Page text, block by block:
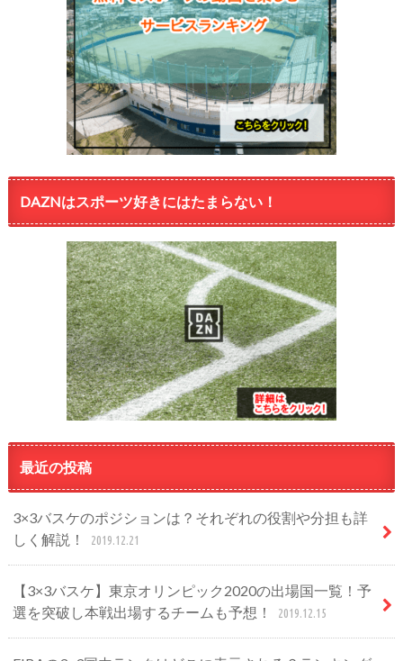
DAZNはスポーツ好きにはたまらない！
最近の投稿
3×3バスケのポジションは？それぞれの役割や分担も詳
しく解説！
2019.12.21
【3×3バスケ】東京オリンピック2020の出場国一覧！予
選を突破し本戦出場するチームも予想！
2019.12.15